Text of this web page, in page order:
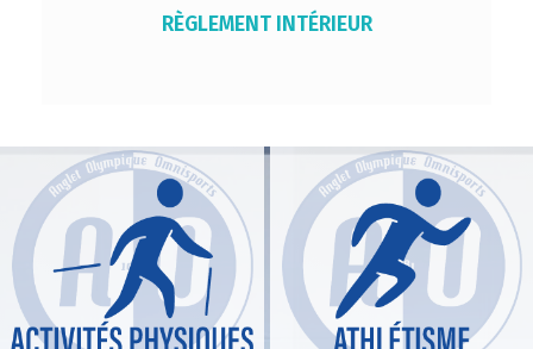
RÈGLEMENT INTÉRIEUR